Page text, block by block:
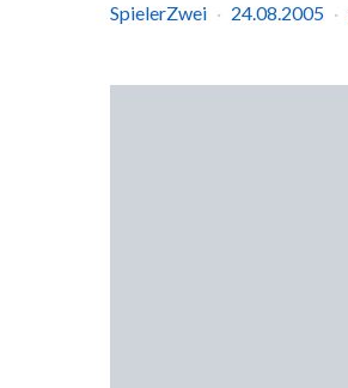
SpielerZwei 24.08.2005